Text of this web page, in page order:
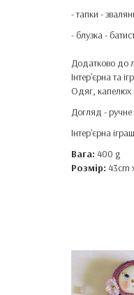
- тапки -
- блузка -
Додатково до
Інтер'єрна та
Одяг, капелюх
Догляд -
Інтер'єрна
Вага: 400 g
Розмір: 43cm